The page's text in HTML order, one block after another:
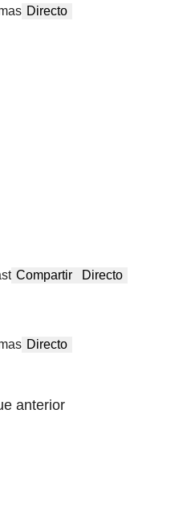
Directo
Compartir Directo
Directo
anterior